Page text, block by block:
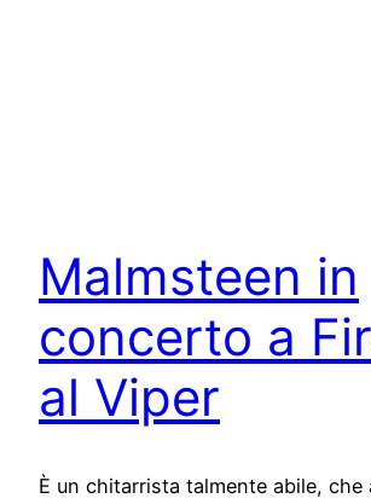
Malmsteen in
concerto a
al Viper
È un chitarrista talmente abile, che